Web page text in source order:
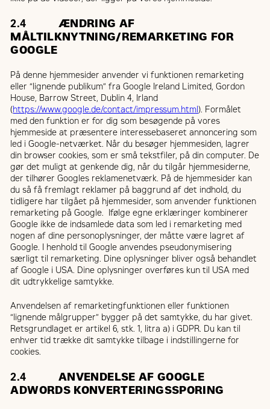
2.4ÆNDRING AF
MÅLTILKNYTNING/REMARKETING FOR
GOOGLE
På denne hjemmesider anvender vi funktionen remarketing
eller “lignende publikum” fra Google Ireland Limited, Gordon
House, Barrow Street, Dublin 4, Irland
(https://www.google.de/contact/impressum.html). Formålet
med den funktion er for dig som besøgende på vores
hjemmeside at præsentere interessebaseret annoncering som
led i Google-netværket. Når du besøger hjemmesiden, lagrer
din browser cookies, som er små tekstfiler, på din computer. De
gør det muligt at genkende dig, når du tilgår hjemmesiderne,
der tilhører Googles reklamenetværk. På de hjemmesider kan
du så få fremlagt reklamer på baggrund af det indhold, du
tidligere har tilgået på hjemmesider, som anvender funktionen
remarketing på Google. Ifølge egne erklæringer kombinerer
Google ikke de indsamlede data som led i remarketing med
nogen af dine personoplysninger, der måtte være lagret af
Google. I henhold til Google anvendes pseudonymisering
særligt til remarketing. Dine oplysninger bliver også behandlet
af Google i USA. Dine oplysninger overføres kun til USA med
dit udtrykkelige samtykke.
Anvendelsen af remarketingfunktionen eller funktionen
“lignende målgrupper” bygger på det samtykke, du har givet.
Retsgrundlaget er artikel 6, stk. 1, litra a) i GDPR. Du kan til
enhver tid trække dit samtykke tilbage i indstillingerne for
cookies.
2.4ANVENDELSE AF GOOGLE
ADWORDS KONVERTERINGSSPORING